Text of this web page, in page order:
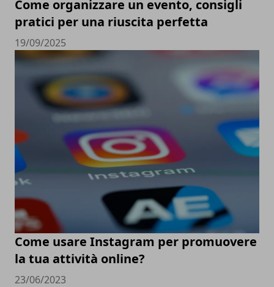
Come organizzare un evento, consigli
pratici per una riuscita perfetta
19/09/2025
Come usare Instagram per promuovere
la tua attività online?
23/06/2023